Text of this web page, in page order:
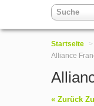
Suche
Startseite >
Alliance
« Zurück